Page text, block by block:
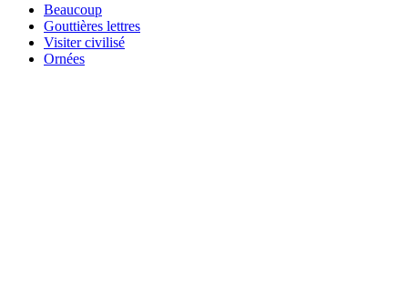
Beaucoup
Gouttières lettres
Visiter civilisé
Ornées